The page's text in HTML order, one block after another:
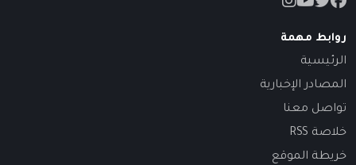
روابط مهمة
الرئيسية
المصادر الإخبارية
تواصل معنا
خلاصة RSS
خريطة الموقع